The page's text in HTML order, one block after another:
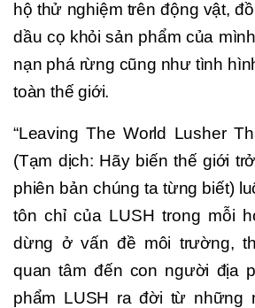
hộ thử nghiệm trên động vật,
dầu cọ khỏi sản phẩm của
nạn phá rừng cũng như tình
toàn thế giới.
“Leaving The World Lusher
(Tạm dịch: Hãy biến thế giới
phiên bản chúng ta từng biết)
tôn chỉ của LUSH trong mỗi
dừng ở vấn đề môi trường,
quan tâm đến con người địa
phẩm LUSH ra đời từ những